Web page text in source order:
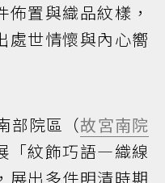
置與織品紋樣，
處世情懷與內心嚮
部院區（故宮南院
「紋飾巧語—織線
展出多件明清時期